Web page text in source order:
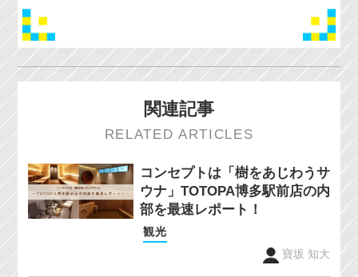
関連記事
RELATED ARTICLES
コンセプトは「樹をあじわうサ
ウナ」TOTOPA博多駅前店の内
部を最速レポート！
観光
寶坂 知大